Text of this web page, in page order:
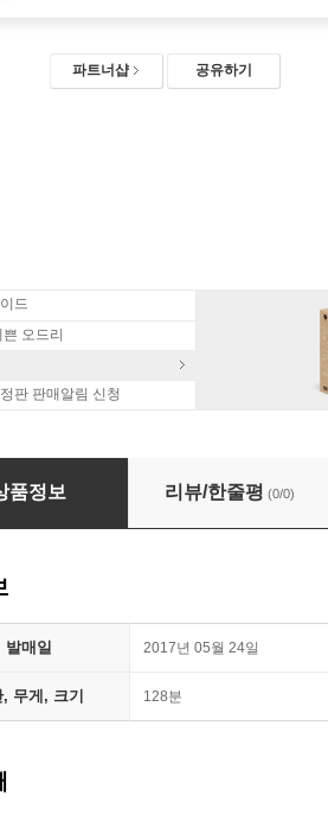
파트너샵 공유하기
드
오드리
판 판매알림 신청
전자 777 (1Disc 풀슬립 한정판) : 블루
품정보 리뷰/한줄평 (0/0)
발매일 2017년 05월 24일
무게, 크기 128분